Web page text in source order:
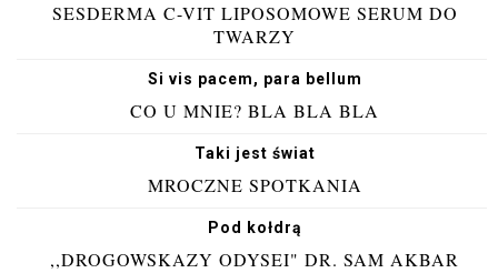
SESDERMA C-VIT LIPOSOMOWE SERUM DO
TWARZY
Si vis pacem, para bellum
CO U MNIE? BLA BLA BLA
Taki jest świat
MROCZNE SPOTKANIA
Pod kołdrą
,,DROGOWSKAZY ODYSEI" DR. SAM AKBAR